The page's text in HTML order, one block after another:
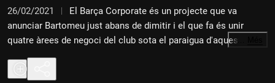
26/02/2021
El Barça Corporate és un projecte que va
anunciar Bartomeu just abans de dimitir i el que fa és unir
quatre àrees de negoci del club sota el paraigua d'aquesta
marca. La Rut Vilar ens dona tots els detalls
…